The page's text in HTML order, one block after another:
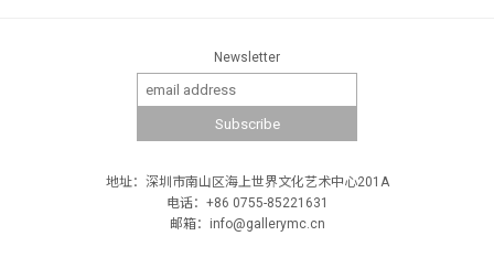
Newsletter
地址：深圳市南山区海上世界文化艺术中心201A
电话：+86 0755-85221631
邮箱：info@gallerymc.cn